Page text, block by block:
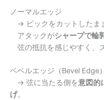
ノーマルエッジ
→ ピックをカットしたま
アタックがシャープで輪
弦の抵抗を感じやすく、
ベベルエッジ（Bevel Edge）
→ 弦に当たる側を意図的
げ。